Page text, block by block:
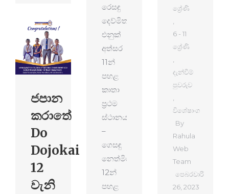
රෙසඳු
දෙව්මිත,
එනුක්
අත්සර
11න්
පහළ
කාතා
ප්‍රථම
ස්ථානය
–
ගෙසඳු
නෙත්මිර
12න්
පහළ
ශ්‍රේණි
6 - 11
ශ්‍රේණි
දැන්වීම්
පුවරුව
විශේෂාංග
By
Rahula
Web
Team
පෙබරවාරි
26, 2023
ජපාන
කරාතේ
Do
Dojokai
12
වැනි